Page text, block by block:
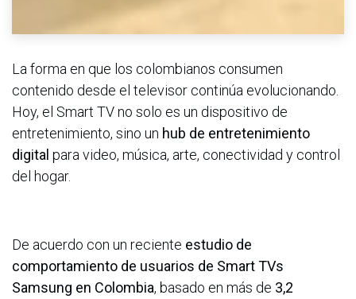
La forma en que los colombianos consumen
contenido desde el televisor continúa evolucionando.
Hoy, el Smart TV no solo es un dispositivo de
entretenimiento, sino un hub de entretenimiento
digital para video, música, arte, conectividad y control
del hogar.
De acuerdo con un reciente estudio de
comportamiento de usuarios de Smart TVs
Samsung en Colombia, basado en más de 3,2